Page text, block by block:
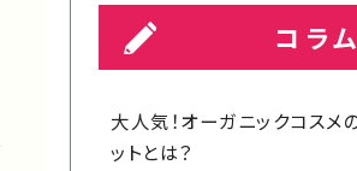
コラム
大人気！オーガニックコスメ
ットとは？